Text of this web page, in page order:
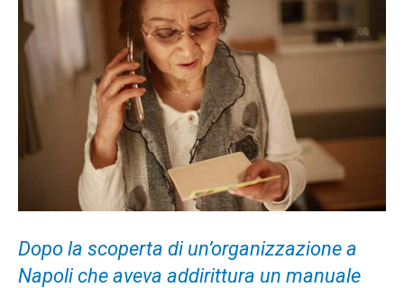
Dopo la scoperta di un’organizzazione a
Napoli che aveva addirittura un manuale